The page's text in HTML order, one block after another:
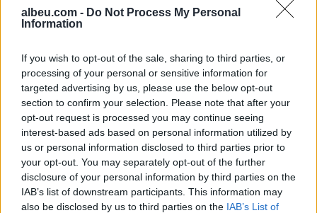
albeu.com - Do Not Process My Personal
Information
If you wish to opt-out of the sale, sharing to third parties, or
processing of your personal or sensitive information for
targeted advertising by us, please use the below opt-out
section to confirm your selection. Please note that after your
opt-out request is processed you may continue seeing
interest-based ads based on personal information utilized by
us or personal information disclosed to third parties prior to
your opt-out. You may separately opt-out of the further
disclosure of your personal information by third parties on the
IAB’s list of downstream participants. This information may
also be disclosed by us to third parties on the IAB’s List of
Tags:
28 vjeçari , arrestohet ,
grup
kriminal
, tirane